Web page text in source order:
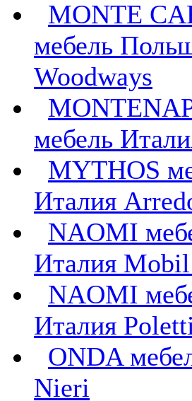
MONTE
мебель
Woodways
мебель
MYTHOS
Италия
NAOMI
Италия
NAOMI
Италия Poletti
ONDA
Nieri